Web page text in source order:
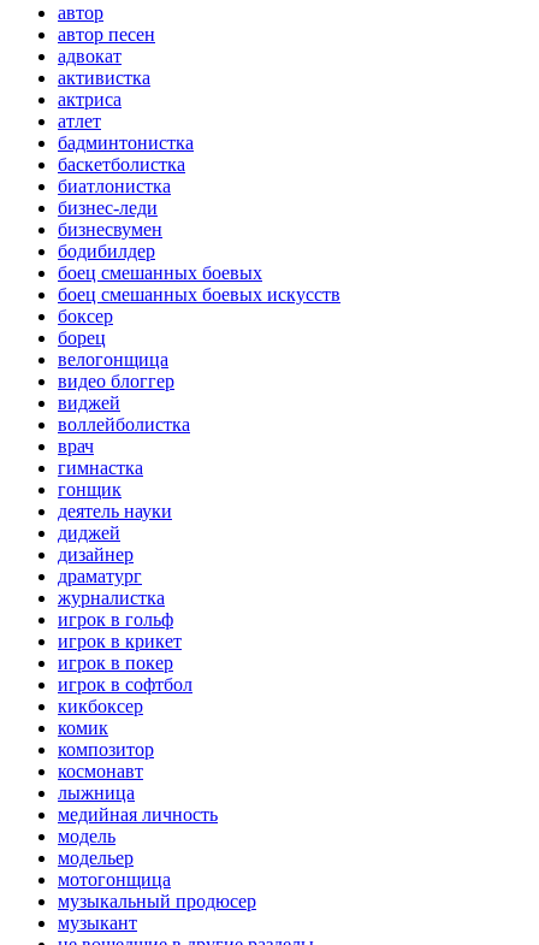
автор
автор песен
адвокат
активистка
актриса
атлет
бадминтонистка
баскетболистка
биатлонистка
бизнес-леди
бизнесвумен
бодибилдер
боец смешанных боевых
боец смешанных боевых искусств
боксер
борец
велогонщица
видео блоггер
виджей
воллейболистка
врач
гимнастка
гонщик
деятель науки
диджей
дизайнер
драматург
журналистка
игрок в гольф
игрок в крикет
игрок в покер
игрок в софтбол
кикбоксер
комик
композитор
космонавт
лыжница
медийная личность
модель
модельер
мотогонщица
музыкальный продюсер
музыкант